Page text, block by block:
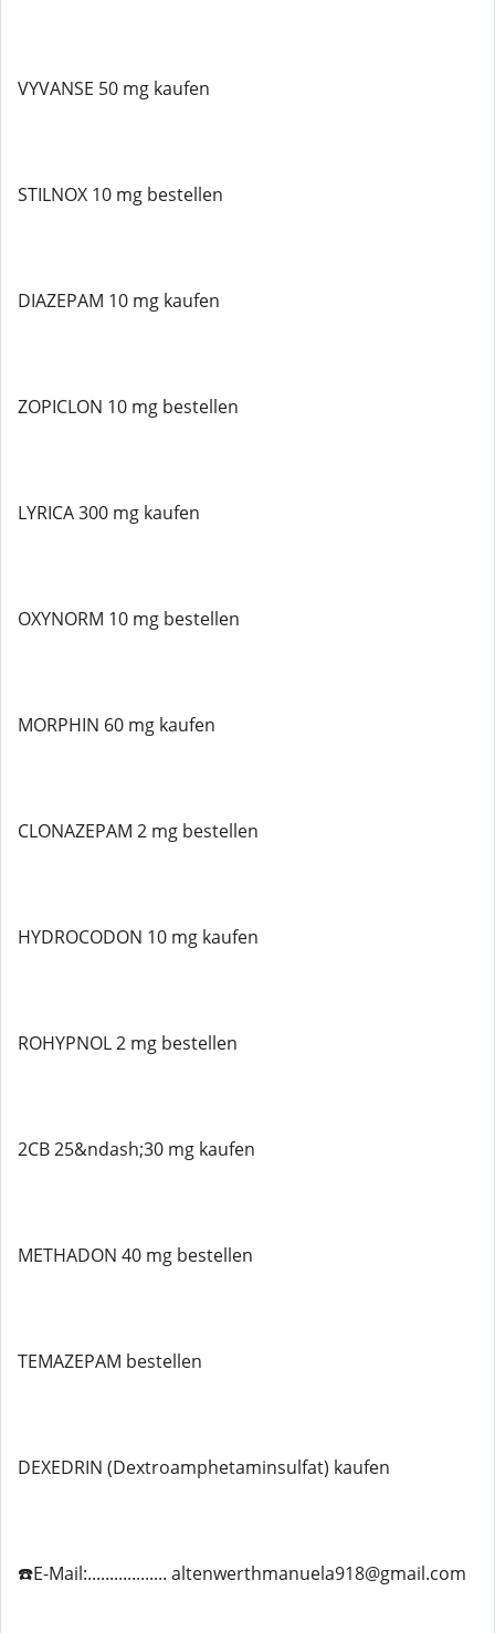
VYVANSE 50 mg kaufen
STILNOX 10 mg bestellen
DIAZEPAM 10 mg kaufen
ZOPICLON 10 mg bestellen
LYRICA 300 mg kaufen
OXYNORM 10 mg bestellen
MORPHIN 60 mg kaufen
CLONAZEPAM 2 mg bestellen
HYDROCODON 10 mg kaufen
ROHYPNOL 2 mg bestellen
2CB 25&ndash;30 mg kaufen
METHADON 40 mg bestellen
TEMAZEPAM bestellen
DEXEDRIN (Dextroamphetaminsulfat) kaufen
☎️E-Mail:.................. altenwerthmanuela918@gmail.com